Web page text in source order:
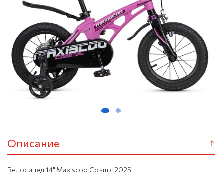
Описание
Велосипед 14" Maxiscoo Cosmic 2025